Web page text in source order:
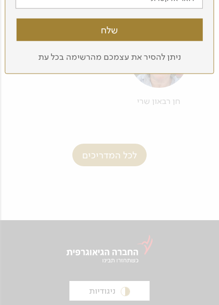
חן רבאון שרי
לכל המדריכים
ניגודיות
ניתן להסיר את עצמכם מהרשימה בכל עת